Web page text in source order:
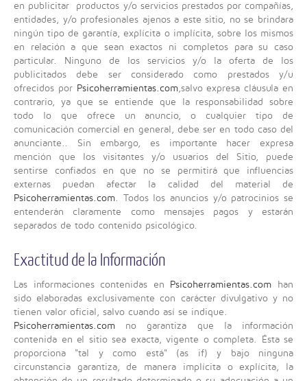
en publicitar productos y/o servicios prestados por compañías,
entidades, y/o profesionales ajenos a este sitio, no se brindara
ningún tipo de garantía, explícita o implícita, sobre los mismos
en relación a que sean exactos ni completos para su caso
particular. Ninguno de los servicios y/o la oferta de los
publicitados debe ser considerado como prestados y/u
ofrecidos por Psicoherramientas.com,salvo expresa cláusula en
contrario, ya que se entiende que la responsabilidad sobre
todo lo que ofrece un anuncio, o cualquier tipo de
comunicación comercial en general, debe ser en todo caso del
anunciante.. Sin embargo, es importante hacer expresa
mención que los visitantes y/o usuarios del Sitio, puede
sentirse confiados en que no se permitirá que influencias
externas puedan afectar la calidad del material de
Psicoherramientas.com. Todos los anuncios y/o patrocinios se
entenderán claramente como mensajes pagos y estarán
separados de todo contenido psicológico.
Exactitud de la Información
Las informaciones contenidas en Psicoherramientas.com han
sido elaboradas exclusivamente con carácter divulgativo y no
tienen valor oficial, salvo cuando así se indique.
Psicoherramientas.com no garantiza que la información
contenida en el sitio sea exacta, vigente o completa. Ésta se
proporciona "tal y como está" (as if) y bajo ninguna
circunstancia garantiza, de manera implícita o explícita, la